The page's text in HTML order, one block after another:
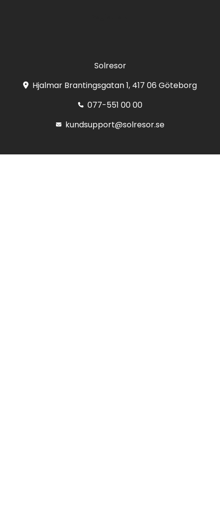
Solresor
Hjalmar Brantingsgatan 1, 417 06 Göteborg
077-551 00 00
kundsupport@solresor.se